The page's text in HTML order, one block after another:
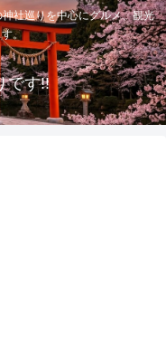
社巡りを中心にグルメ、観光
。
です!!